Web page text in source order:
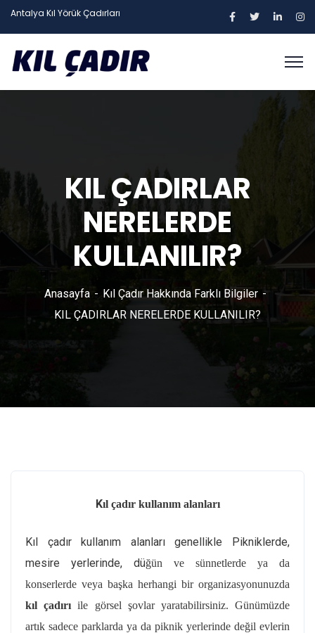
Antalya Kıl Yörük Çadırları
KIL ÇADIRLAR
NERELERDE
KULLANILIR?
Anasayfa
Kıl Çadır Hakkında Farklı Bilgiler
KIL ÇADIRLAR NERELERDE KULLANILIR?
Kıl çadır kullanım alanları
Kıl çadır kullanım alanları genellikle Pikniklerde,
mesire yerlerinde, düğün ve sünnetlerde ya da
konserlerde veya başka herhangi bir organizasyonunuzda
kıl çadırı ile görsel şovlar yaratabilirsiniz. Günümüzde
artık sadece parklarda ya da piknik yerlerinde değil evlerin